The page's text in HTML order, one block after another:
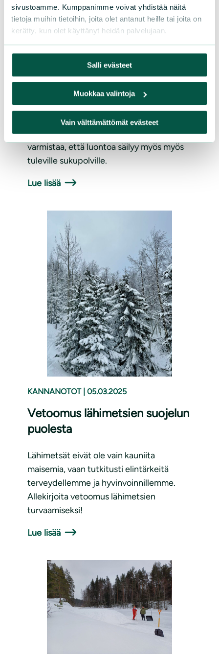
sivustoamme. Kumppanimme voivat yhdistää näitä
tietoja muihin tietoihin, joita olet antanut heille tai joita on
kerätty, kun olet käyttänyt heidän palvelujaan.
Salli evästeet
Muokkaa valintoja
Vain välttämättömät evästeet
12.03.2025
Sarasuo saa uuden elämän
Piirlan tuella
Kotimaisena perheyrityksenä Piirla haluaa
varmistaa, että luontoa säilyy myös myös
tuleville sukupolville.
Lue lisää
KANNANOTOT 05.03.2025
Vetoomus lähimetsien suojelun
puolesta
Lähimetsät eivät ole vain kauniita
maisemia, vaan tutkitusti elintärkeitä
terveydellemme ja hyvinvoinnillemme.
Allekirjoita vetoomus lähimetsien
turvaamiseksi!
Lue lisää